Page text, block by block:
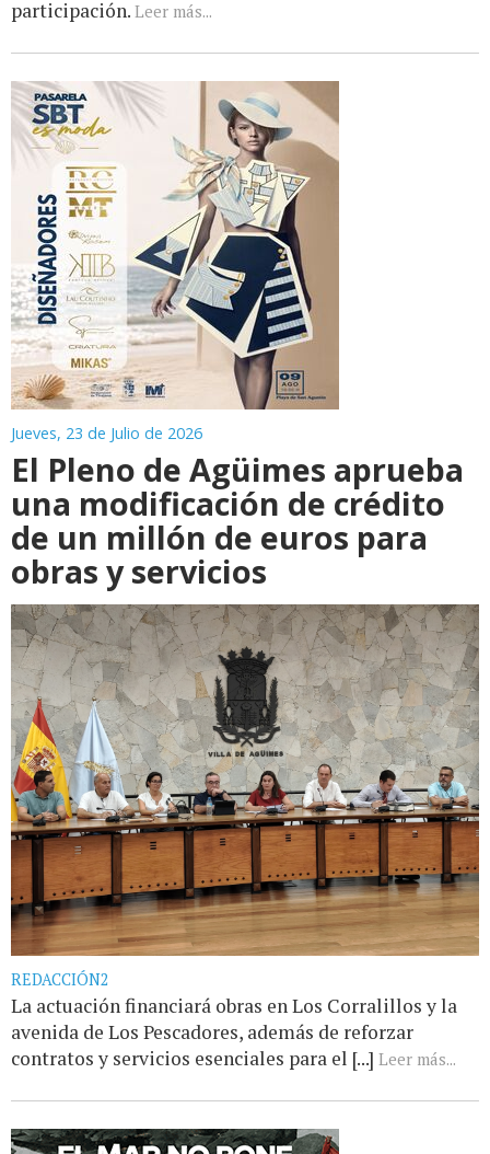
participación. Leer más...
Jueves, 23 de Julio de 2026
El Pleno de Agüimes aprueba
una modificación de crédito
de un millón de euros para
obras y servicios
REDACCIÓN2
La actuación financiará obras en Los Corralillos y la
avenida de Los Pescadores, además de reforzar
contratos y servicios esenciales para el [...] Leer más...